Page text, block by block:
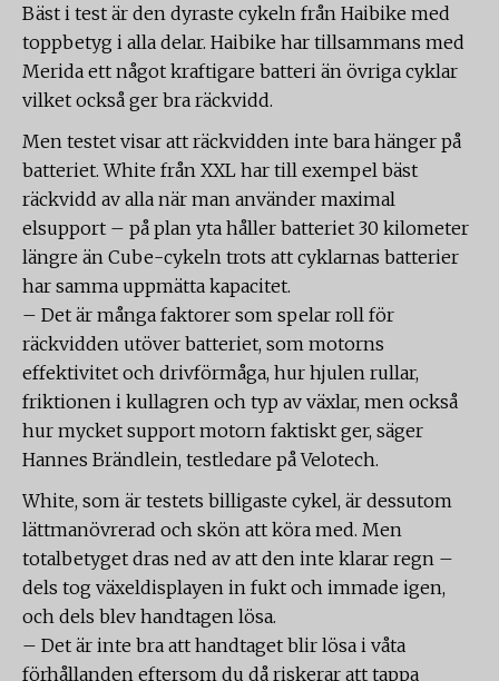
Bäst i test är den dyraste cykeln från Haibike med
toppbetyg i alla delar. Haibike har tillsammans med
Merida ett något kraftigare batteri än övriga cyklar
vilket också ger bra räckvidd.
Men testet visar att räckvidden inte bara hänger på
batteriet. White från XXL har till exempel bäst
räckvidd av alla när man använder maximal
elsupport – på plan yta håller batteriet 30 kilometer
längre än Cube-cykeln trots att cyklarnas batterier
har samma uppmätta kapacitet.
– Det är många faktorer som spelar roll för
räckvidden utöver batteriet, som motorns
effektivitet och drivförmåga, hur hjulen rullar,
friktionen i kullagren och typ av växlar, men också
hur mycket support motorn faktiskt ger, säger
Hannes Brändlein, testledare på Velotech.
White, som är testets billigaste cykel, är dessutom
lättmanövrerad och skön att köra med. Men
totalbetyget dras ned av att den inte klarar regn –
dels tog växeldisplayen in fukt och immade igen,
och dels blev handtagen lösa.
– Det är inte bra att handtaget blir lösa i våta
förhållanden eftersom du då riskerar att tappa